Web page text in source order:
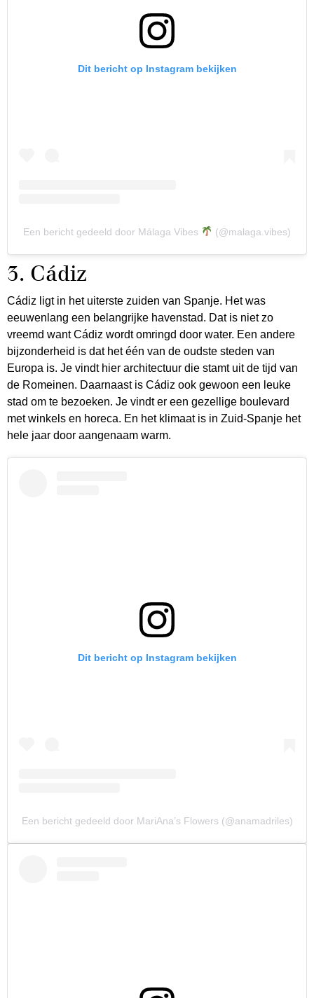
Dit bericht op Instagram bekijken
Een bericht gedeeld door Málaga Vibes (@malaga.vibes)
3. Cádiz
Cádiz ligt in het uiterste zuiden van Spanje. Het was
eeuwenlang een belangrijke havenstad. Dat is niet zo
vreemd want Cádiz wordt omringd door water. Een andere
bijzonderheid is dat het één van de oudste steden van
Europa is. Je vindt hier architectuur die stamt uit de tijd van
de Romeinen. Daarnaast is Cádiz ook gewoon een leuke
stad om te bezoeken. Je vindt er een gezellige boulevard
met winkels en horeca. En het klimaat is in Zuid-Spanje het
hele jaar door aangenaam warm.
Dit bericht op Instagram bekijken
Een bericht gedeeld door MariAna’s Flowers (@anamadriles)